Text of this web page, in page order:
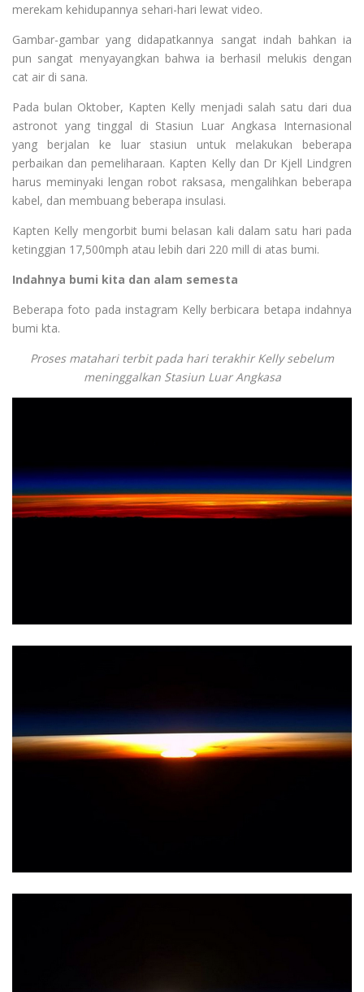
merekam kehidupannya sehari-hari lewat video.
Gambar-gambar yang didapatkannya sangat indah bahkan ia
pun sangat menyayangkan bahwa ia berhasil melukis dengan
cat air di sana.
Pada bulan Oktober, Kapten Kelly menjadi salah satu dari dua
astronot yang tinggal di Stasiun Luar Angkasa Internasional
yang berjalan ke luar stasiun untuk melakukan beberapa
perbaikan dan pemeliharaan. Kapten Kelly dan Dr Kjell Lindgren
harus meminyaki lengan robot raksasa, mengalihkan beberapa
kabel, dan membuang beberapa insulasi.
Kapten Kelly mengorbit bumi belasan kali dalam satu hari pada
ketinggian 17,500mph atau lebih dari 220 mill di atas bumi.
Indahnya bumi kita dan alam semesta
Beberapa foto pada instagram Kelly berbicara betapa indahnya
bumi kta.
Proses matahari terbit pada hari terakhir Kelly sebelum
meninggalkan Stasiun Luar Angkasa